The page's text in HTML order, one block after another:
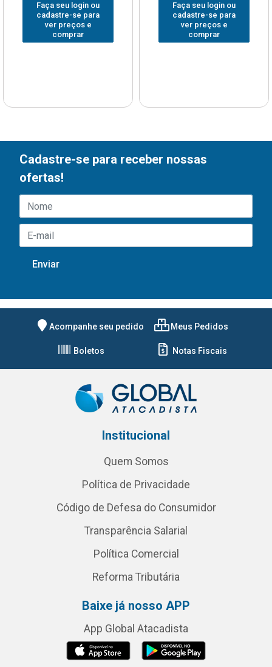
Faça seu login ou
cadastre-se para
ver preços e
comprar
Faça seu login ou
cadastre-se para
ver preços e
comprar
Cadastre-se para receber nossas
ofertas!
Acompanhe seu pedido Meus Pedidos
Boletos Notas Fiscais
Institucional
Quem Somos
Política de Privacidade
Código de Defesa do Consumidor
Transparência Salarial
Política Comercial
Reforma Tributária
Baixe já nosso APP
App Global Atacadista